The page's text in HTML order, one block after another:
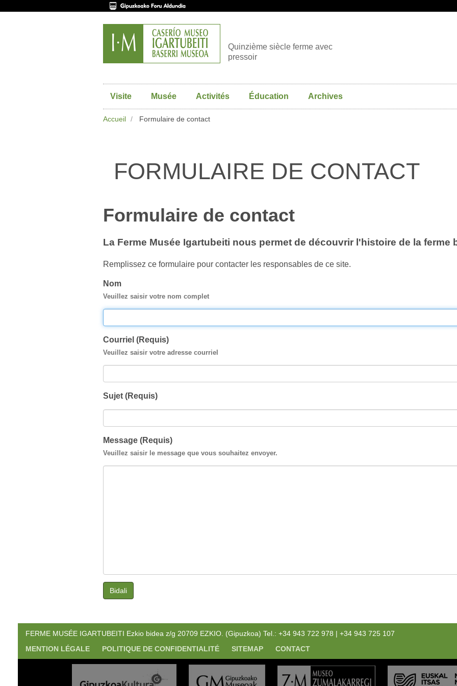
Quinzième siècle ferme avec
pressoir
Visite Musée Activités Éducation Archives
Accueil Formulaire de contact
FORMULAIRE DE CONTACT
Formulaire de contact
La Ferme Musée Igartubeiti nous permet de découvrir l'histoire de la ferme
Remplissez ce formulaire pour contacter les responsables de ce site.
Nom
Veuillez saisir votre nom complet
Courriel (Requis)
Veuillez saisir votre adresse courriel
Sujet (Requis)
Message (Requis)
Veuillez saisir le message que vous souhaitez envoyer.
Bidali
FERME MUSÉE IGARTUBEITI Ezkio bidea z/g 20709 EZKIO. (Gipuzkoa) Tel.: +34 943 722 978 | +34 943 725 107
MENTION LÉGALE
POLITIQUE DE CONFIDENTIALITÉ SITEMAP CONTACT